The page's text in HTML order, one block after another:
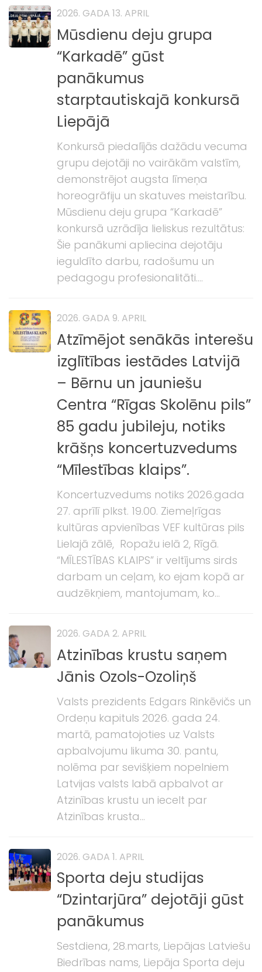
2026. GADA 13. APRIL
Mūsdienu deju grupa
“Karkadē” gūst
panākumus
starptautiskajā konkursā
Liepājā
Konkursā piedalījās dažādu vecuma
grupu dejotāji no vairākām valstīm,
demonstrējot augsta līmeņa
horeogrāfiju un skatuves meistarību.
Mūsdienu deju grupa “Karkadē”
konkursā uzrādīja lieliskus rezultātus:
Šie panākumi apliecina dejotāju
ieguldīto darbu, radošumu un
pedagogu profesionalitāti....
2026. GADA 9. APRIL
Atzīmējot senākās interešu
izglītības iestādes Latvijā
– Bērnu un jauniešu
Centra “Rīgas Skolēnu pils”
85 gadu jubileju, notiks
krāšņs koncertuzvedums
“Mīlestības klaips”.
Koncertuzvedums notiks 2026.gada
27. aprīlī plkst. 19.00. Ziemeļrīgas
kultūras apvienības VEF kultūras pils
Lielajā zālē, Ropažu ielā 2, Rīgā.
“MĪLESTĪBAS KLAIPS” ir veltījums sirds
darbam un ceļam, ko ejam kopā ar
audzēkņiem, mantojumam, ko...
2026. GADA 2. APRIL
Atzinības krustu saņem
Jānis Ozols-Ozoliņš
Valsts prezidents Edgars Rinkēvičs un
Ordeņu kapituls 2026. gada 24.
martā, pamatojoties uz Valsts
apbalvojumu likuma 30. pantu,
nolēma par sevišķiem nopelniem
Latvijas valsts labā apbalvot ar
Atzinības krustu un iecelt par
Atzinības krusta...
2026. GADA 1. APRIL
Sporta deju studijas
“Dzintarjūra” dejotāji gūst
panākumus
Sestdiena, 28.marts, Liepājas Latviešu
Biedrības nams, Liepāja Sporta deju